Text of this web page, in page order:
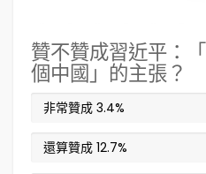
贊不贊成習近平：
個中國」的主張？
非常贊成 3.4%
還算贊成 12.7%